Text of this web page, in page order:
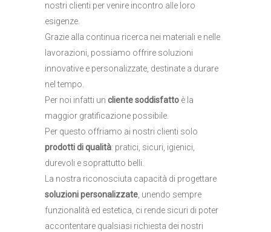
nostri clienti per venire incontro alle loro
esigenze.
Grazie alla continua ricerca nei materiali e nelle
lavorazioni, possiamo offrire soluzioni
innovative e personalizzate, destinate a durare
nel tempo.
Per noi infatti un cliente soddisfatto è la
maggior gratificazione possibile.
Per questo offriamo ai nostri clienti solo
prodotti di qualità: pratici, sicuri, igienici,
durevoli e soprattutto belli.
La nostra riconosciuta capacità di progettare
soluzioni personalizzate , unendo sempre
funzionalità ed estetica, ci rende sicuri di poter
accontentare qualsiasi richiesta dei nostri